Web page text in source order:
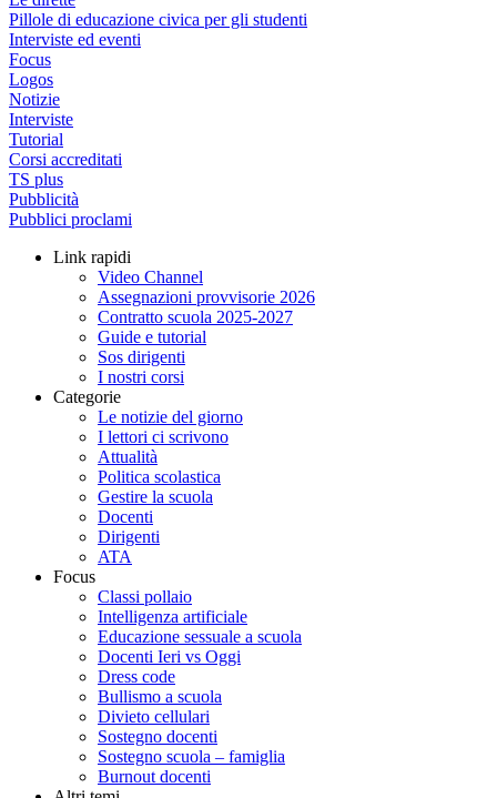
Pillole di educazione civica per gli studenti
Interviste ed eventi
Focus
Logos
Notizie
Interviste
Tutorial
Corsi accreditati
TS plus
Pubblicità
Pubblici proclami
Link rapidi
Video Channel
Assegnazioni provvisorie 2026
Contratto scuola 2025-2027
Guide e tutorial
Sos dirigenti
I nostri corsi
Categorie
Le notizie del giorno
I lettori ci scrivono
Attualità
Politica scolastica
Gestire la scuola
Docenti
Dirigenti
ATA
Focus
Classi pollaio
Intelligenza artificiale
Educazione sessuale a scuola
Docenti Ieri vs Oggi
Dress code
Bullismo a scuola
Divieto cellulari
Sostegno docenti
Sostegno scuola – famiglia
Burnout docenti